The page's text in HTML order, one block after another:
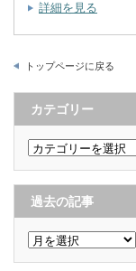
詳細を見る
トップページに戻る
カテゴリー
カ
テ
ゴ
リ
ー
過去の記事
過
去
の